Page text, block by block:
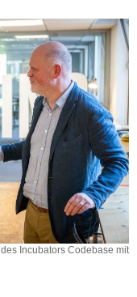
Incubators Codebase mit